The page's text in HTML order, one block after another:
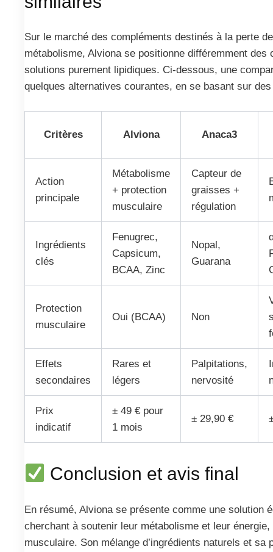
Sur le marché des compléments destinés à la perte
métabolisme, Alviona se positionne différemment des
solutions purement lipidiques. Ci-dessous, une
quelques alternatives courantes, en se basant sur
Critères Alviona Anaca3
Action
principale
Métabolisme
+ protection
musculaire
Capteur de
graisses +
régulation
Ingrédients
clés
Fenugrec,
Capsicum,
BCAA, Zinc
Nopal,
Guarana
Protection
musculaire
Oui (BCAA) Non
Effets
secondaires
Rares et
légers
Palpitations,
nervosité
Prix
indicatif
± 49 € pour
1 mois
± 29,90 €
Conclusion et avis final
En résumé, Alviona se présente comme une solution
cherchant à soutenir leur métabolisme et leur
musculaire. Son mélange d’ingrédients naturels et sa